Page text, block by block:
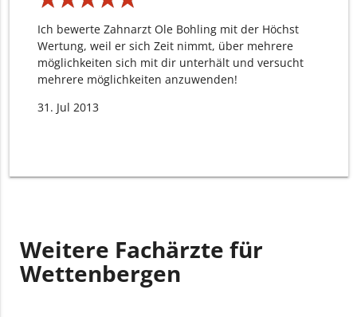
Ich bewerte Zahnarzt Ole Bohling mit der Höchst
Wertung, weil er sich Zeit nimmt, über mehrere
möglichkeiten sich mit dir unterhält und versucht
mehrere möglichkeiten anzuwenden!
31. Jul 2013
Weitere Fachärzte für
Wettenbergen